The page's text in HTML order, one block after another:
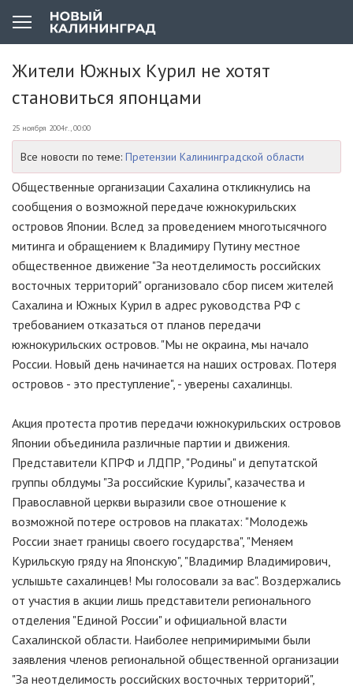
Жители Южных Курил не хотят
становиться японцами
25 ноября 2004г., 00:00
Все новости по теме: Претензии Калининградской области
Общественные организации Сахалина откликнулись на
сообщения о возможной передаче южнокурильских
островов Японии. Вслед за проведением многотысячного
митинга и обращением к Владимиру Путину местное
общественное движение "За неотделимость российских
восточных территорий" организовало сбор писем жителей
Сахалина и Южных Курил в адрес руководства РФ с
требованием отказаться от планов передачи
южнокурильских островов. "Мы не окраина, мы начало
России. Новый день начинается на наших островах. Потеря
островов - это преступление", - уверены сахалинцы.
Акция протеста против передачи южнокурильских островов
Японии объединила различные партии и движения.
Представители КПРФ и ЛДПР, "Родины" и депутатской
группы облдумы "За российские Курилы", казачества и
Православной церкви выразили свое отношение к
возможной потере островов на плакатах: "Молодежь
России знает границы своего государства", "Меняем
Курильскую гряду на Японскую", "Владимир Владимирович,
услышьте сахалинцев! Мы голосовали за вас". Воздержались
от участия в акции лишь представители регионального
отделения "Единой России" и официальной власти
Сахалинской области. Наиболее непримиримыми были
заявления членов региональной общественной организации
"За неотделимость российских восточных территорий",